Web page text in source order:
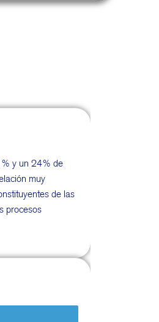
y un 24% de
muy
de las
procesos